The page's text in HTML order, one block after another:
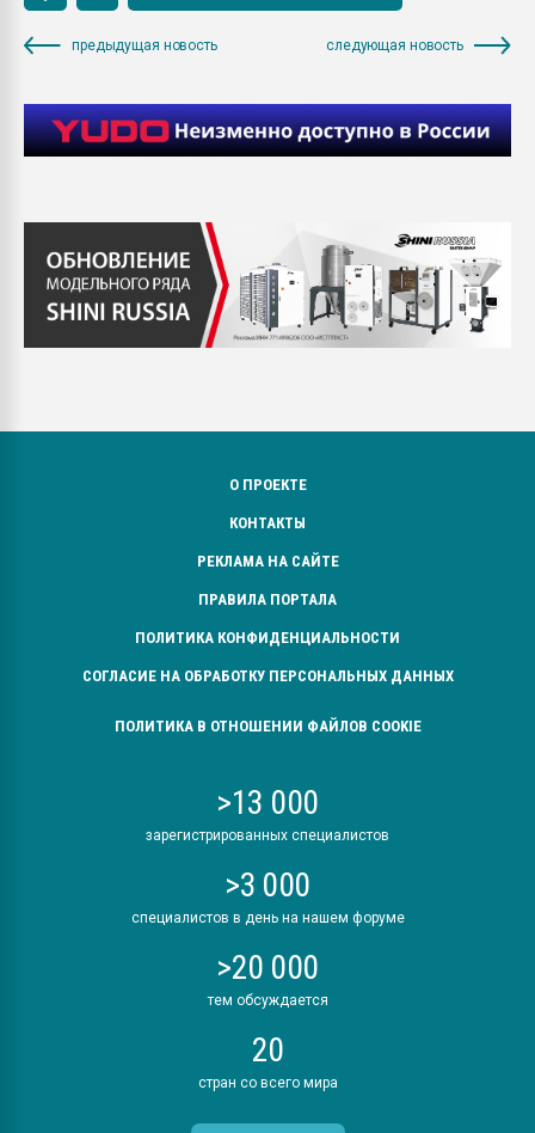
предыдущая новость следующая новость
О ПРОЕКТЕ
КОНТАКТЫ
РЕКЛАМА НА САЙТЕ
ПРАВИЛА ПОРТАЛА
ПОЛИТИКА КОНФИДЕНЦИАЛЬНОСТИ
СОГЛАСИЕ НА ОБРАБОТКУ ПЕРСОНАЛЬНЫХ ДАННЫХ
ПОЛИТИКА В ОТНОШЕНИИ ФАЙЛОВ COOKIE
>13 000
зарегистрированных специалистов
>3 000
специалистов в день на нашем форуме
>20 000
тем обсуждается
20
стран со всего мира